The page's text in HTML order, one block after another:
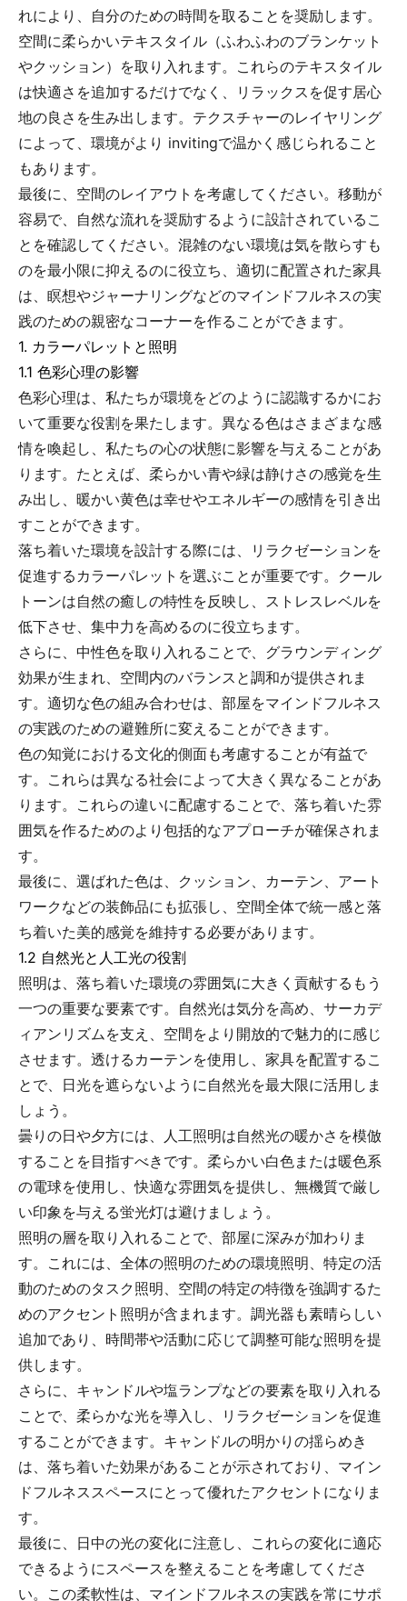
れにより、自分のための時間を取ることを奨励します。
空間に柔らかいテキスタイル（ふわふわのブランケット
やクッション）を取り入れます。これらのテキスタイル
は快適さを追加するだけでなく、リラックスを促す居心
地の良さを生み出します。テクスチャーのレイヤリング
によって、環境がより invitingで温かく感じられること
もあります。
最後に、空間のレイアウトを考慮してください。移動が
容易で、自然な流れを奨励するように設計されているこ
とを確認してください。混雑のない環境は気を散らすも
のを最小限に抑えるのに役立ち、適切に配置された家具
は、瞑想やジャーナリングなどのマインドフルネスの実
践のための親密なコーナーを作ることができます。
1. カラーパレットと照明
1.1 色彩心理の影響
色彩心理は、私たちが環境をどのように認識するかにお
いて重要な役割を果たします。異なる色はさまざまな感
情を喚起し、私たちの心の状態に影響を与えることがあ
ります。たとえば、柔らかい青や緑は静けさの感覚を生
み出し、暖かい黄色は幸せやエネルギーの感情を引き出
すことができます。
落ち着いた環境を設計する際には、リラクゼーションを
促進するカラーパレットを選ぶことが重要です。クール
トーンは自然の癒しの特性を反映し、ストレスレベルを
低下させ、集中力を高めるのに役立ちます。
さらに、中性色を取り入れることで、グラウンディング
効果が生まれ、空間内のバランスと調和が提供されま
す。適切な色の組み合わせは、部屋をマインドフルネス
の実践のための避難所に変えることができます。
色の知覚における文化的側面も考慮することが有益で
す。これらは異なる社会によって大きく異なることがあ
ります。これらの違いに配慮することで、落ち着いた雰
囲気を作るためのより包括的なアプローチが確保されま
す。
最後に、選ばれた色は、クッション、カーテン、アート
ワークなどの装飾品にも拡張し、空間全体で統一感と落
ち着いた美的感覚を維持する必要があります。
1.2 自然光と人工光の役割
照明は、落ち着いた環境の雰囲気に大きく貢献するもう
一つの重要な要素です。自然光は気分を高め、サーカデ
ィアンリズムを支え、空間をより開放的で魅力的に感じ
させます。透けるカーテンを使用し、家具を配置するこ
とで、日光を遮らないように自然光を最大限に活用しま
しょう。
曇りの日や夕方には、人工照明は自然光の暖かさを模倣
することを目指すべきです。柔らかい白色または暖色系
の電球を使用し、快適な雰囲気を提供し、無機質で厳し
い印象を与える蛍光灯は避けましょう。
照明の層を取り入れることで、部屋に深みが加わりま
す。これには、全体の照明のための環境照明、特定の活
動のためのタスク照明、空間の特定の特徴を強調するた
めのアクセント照明が含まれます。調光器も素晴らしい
追加であり、時間帯や活動に応じて調整可能な照明を提
供します。
さらに、キャンドルや塩ランプなどの要素を取り入れる
ことで、柔らかな光を導入し、リラクゼーションを促進
することができます。キャンドルの明かりの揺らめき
は、落ち着いた効果があることが示されており、マイン
ドフルネススペースにとって優れたアクセントになりま
す。
最後に、日中の光の変化に注意し、これらの変化に適応
できるようにスペースを整えることを考慮してくださ
い。この柔軟性は、マインドフルネスの実践を常にサポ